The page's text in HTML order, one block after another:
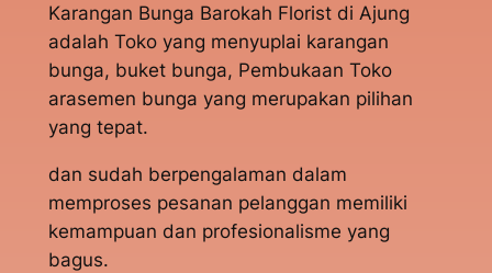
Karangan Bunga Barokah Florist di Ajung
adalah Toko yang menyuplai karangan
bunga, buket bunga, Pembukaan Toko
arasemen bunga yang merupakan pilihan
yang tepat.
dan sudah berpengalaman dalam
memproses pesanan pelanggan memiliki
kemampuan dan profesionalisme yang
bagus.